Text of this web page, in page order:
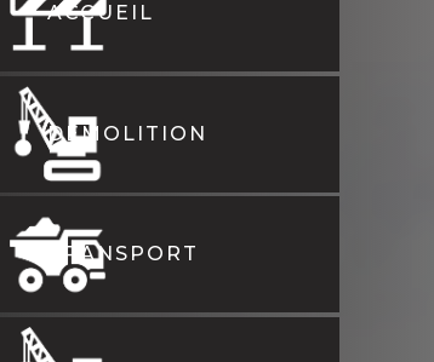
ACCUEIL
DÉMOLITION
TRANSPORT